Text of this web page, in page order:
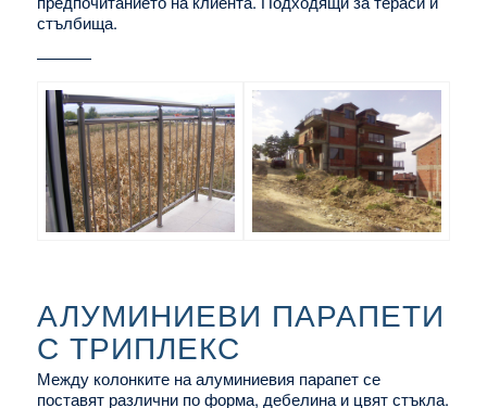
стълбища.
АЛУМИНИЕВИ ПАРАПЕТИ
С ТРИПЛЕКС
Между колонките на алуминиевия парапет се
поставят различни по форма, дебелина и цвят стъкла.